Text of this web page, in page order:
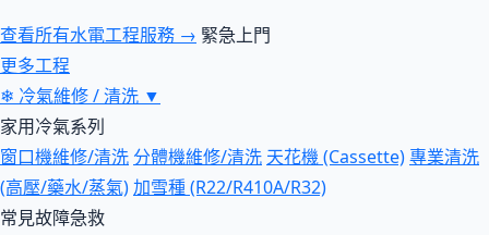
查看所有水電工程服務 → 緊急上門
更多工程
❄ 冷氣維修 / 清洗 ▼
家用冷氣系列
窗口機維修/清洗 分體機維修/清洗 天花機 (Cassette)專業清洗
(高壓/藥水/蒸氣)加雪種 (R22/R410A/R32)
常見故障急救